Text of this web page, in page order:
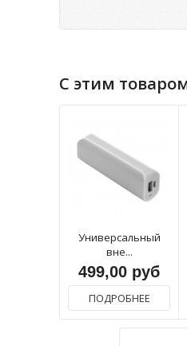
С этим
Универсальный
вне...
499,00 руб
ПОДРОБНЕЕ